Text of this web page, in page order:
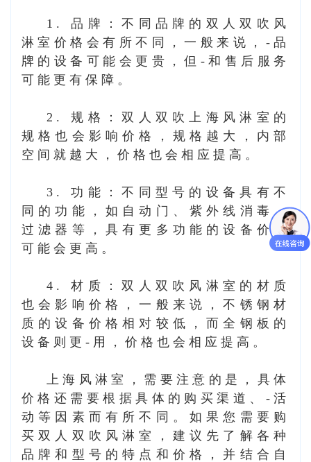
1. 品牌：不同品牌的双人双吹风
淋室价格会有所不同，一般来说，-品
牌的设备可能会更贵，但-和售后服务
可能更有保障。
2. 规格：双人双吹上海风淋室 的
规格也会影响价格，规格越大，内部
空间就越大，价格也会相应提高。
3. 功能：不同型号的设备具有不
同的功能，如自动门、紫外线消毒、
过滤器等，具有更多功能的设备价格
可能会更高。
4. 材质：双人双吹风淋室的材质
也会影响价格，一般来说，不锈钢材
质的设备价格相对较低，而全钢板的
设备则更-用，价格也会相应提高。
上海风淋室
，需要注意的是，具体
价格还需要根据具体的购买渠道、-活
动等因素而有所不同。如果您需要购
买双人双吹风淋室，建议先了解各种
品牌和型号的特点和价格，并结合自